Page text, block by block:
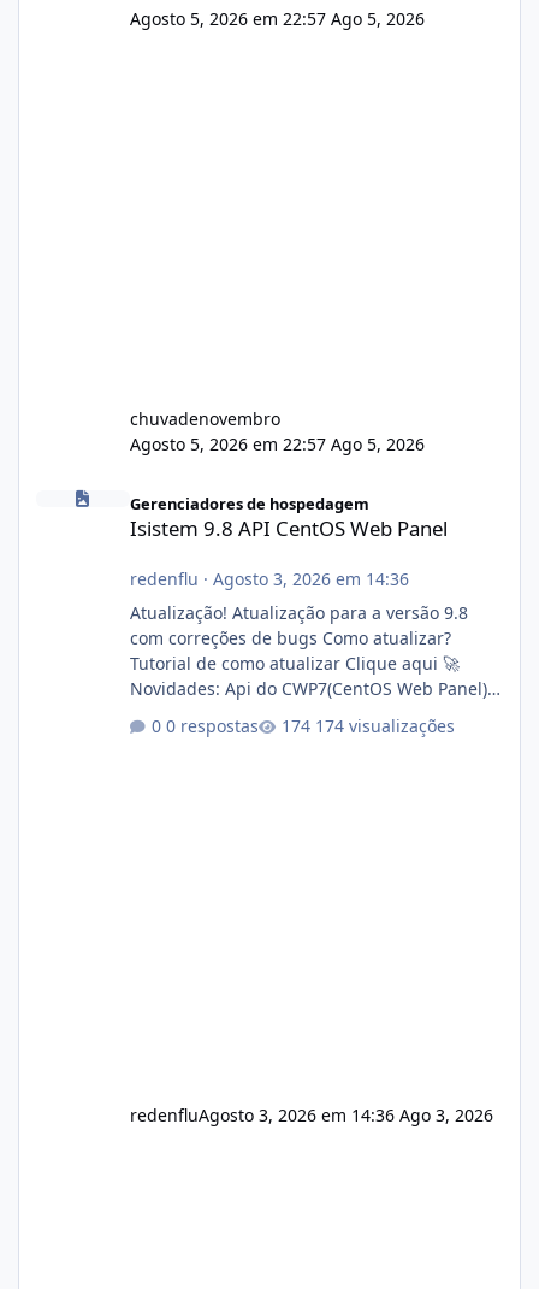
Agosto 5, 2026 em 22:57 Ago 5, 2026
chuvadenovembro
Agosto 5, 2026 em 22:57 Ago 5, 2026
Gerenciadores de hospedagem
Isistem 9.8 API CentOS Web Panel
redenflu · Agosto 3, 2026 em 14:36
Atualização! Atualização para a versão 9.8
com correções de bugs Como atualizar?
Tutorial de como atualizar Clique aqui 🚀
Novidades: Api do CWP7(CentOS Web Panel)
autorizado a usasr o isistem:
0 respostas 174 visualizações
redenfluAgosto 3, 2026 em 14:36 Ago 3, 2026